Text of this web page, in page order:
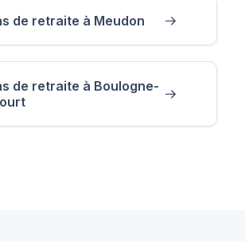
de retraite à Meudon
de retraite à Boulogne-